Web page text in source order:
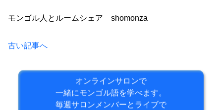
モンゴル人とルームシェア shomonza
古い記事へ
オンラインサロンで
一緒にモンゴル語を学べます。
毎週サロンメンバーとライブで